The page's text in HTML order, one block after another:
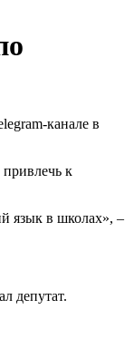
канале в
к
язык в школах», –
депутат.